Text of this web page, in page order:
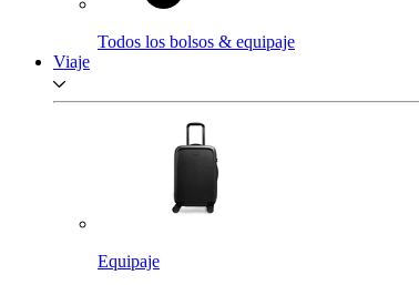
Todos los bolsos & equipaje
Viaje
Equipaje